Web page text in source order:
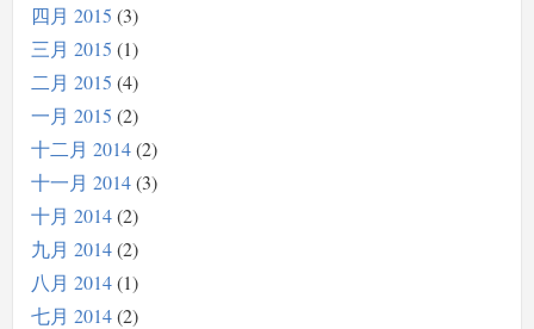
四月 2015 3
三月 2015 1
二月 2015 4
一月 2015 2
十二月 2014 2
十一月 2014 3
十月 2014 2
九月 2014 2
八月 2014 1
七月 2014 2